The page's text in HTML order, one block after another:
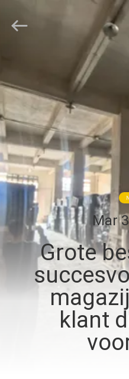
PRODUCTEN
ONGEVEER
ONS
FABRIEKSREIS
NEEM
CONTACT
Limited.
Mar
Grote
klant